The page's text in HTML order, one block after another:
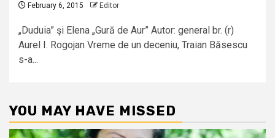
February 6, 2015 Editor
„Duduia” şi Elena „Gură de Aur” Autor: general br. (r)
Aurel I. Rogojan Vreme de un deceniu, Traian Băsescu
s-a...
YOU MAY HAVE MISSED